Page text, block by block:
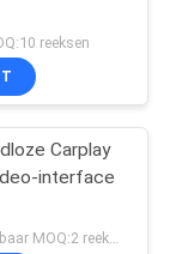
reeksen
Carplay
interface